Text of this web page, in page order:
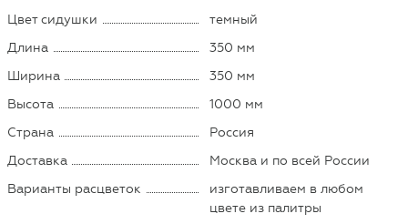
Цвет сидушки
темный
Длина
350 мм
Ширина
350 мм
Высота
1000 мм
Страна
Россия
Доставка
Москва и по всей России
Варианты расцветок
изготавливаем в любом
цвете из палитры